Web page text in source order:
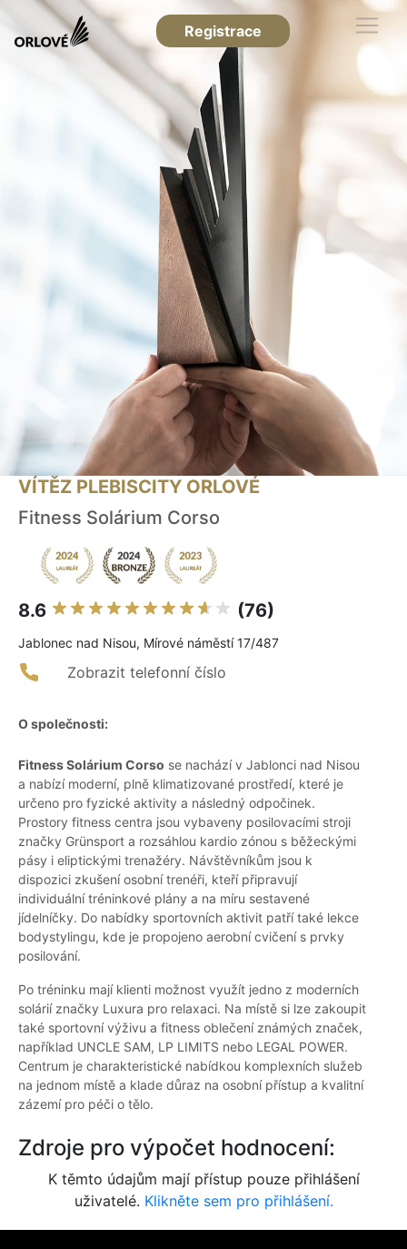
Registrace
VÍTĚZ PLEBISCITY ORLOVÉ
Fitness Solárium Corso
8.6 (76)
Jablonec nad Nisou, Mírové náměstí 17/487
Zobrazit telefonní číslo
O společnosti:
Fitness Solárium Corso se nachází v Jablonci nad Nisou
a nabízí moderní, plně klimatizované prostředí, které je
určeno pro fyzické aktivity a následný odpočinek.
Prostory fitness centra jsou vybaveny posilovacími stroji
značky Grünsport a rozsáhlou kardio zónou s běžeckými
pásy i eliptickými trenažéry. Návštěvníkům jsou k
dispozici zkušení osobní trenéři, kteří připravují
individuální tréninkové plány a na míru sestavené
jídelníčky. Do nabídky sportovních aktivit patří také lekce
bodystylingu, kde je propojeno aerobní cvičení s prvky
posilování.
Po tréninku mají klienti možnost využít jedno z moderních
solárií značky Luxura pro relaxaci. Na místě si lze zakoupit
také sportovní výživu a fitness oblečení známých značek,
například UNCLE SAM, LP LIMITS nebo LEGAL POWER.
Centrum je charakteristické nabídkou komplexních služeb
na jednom místě a klade důraz na osobní přístup a kvalitní
zázemí pro péči o tělo.
Zdroje pro výpočet hodnocení:
K těmto údajům mají přístup pouze přihlášení
uživatelé. Klikněte sem pro přihlášení.